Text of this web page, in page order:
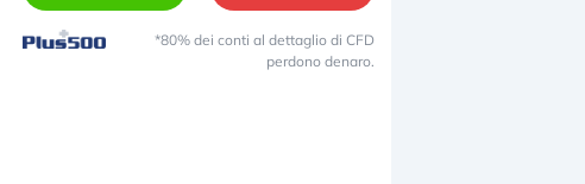
*80% dei conti al dettaglio di CFD
perdono denaro.